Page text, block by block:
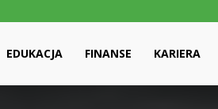
EDUKACJA FINANSE KARIERA